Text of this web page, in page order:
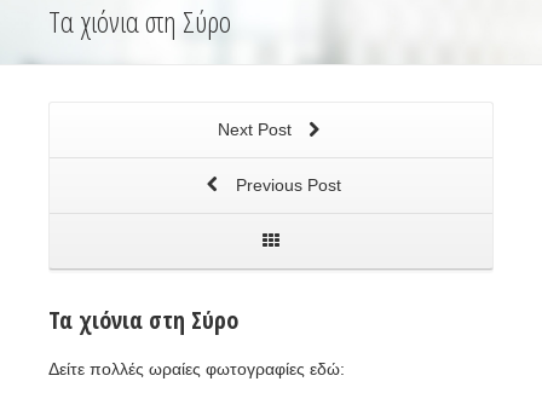
Τα χιόνια στη Σύρο
Next Post
Previous Post
Τα χιόνια στη Σύρο
Δείτε πολλές ωραίες φωτογραφίες εδώ: